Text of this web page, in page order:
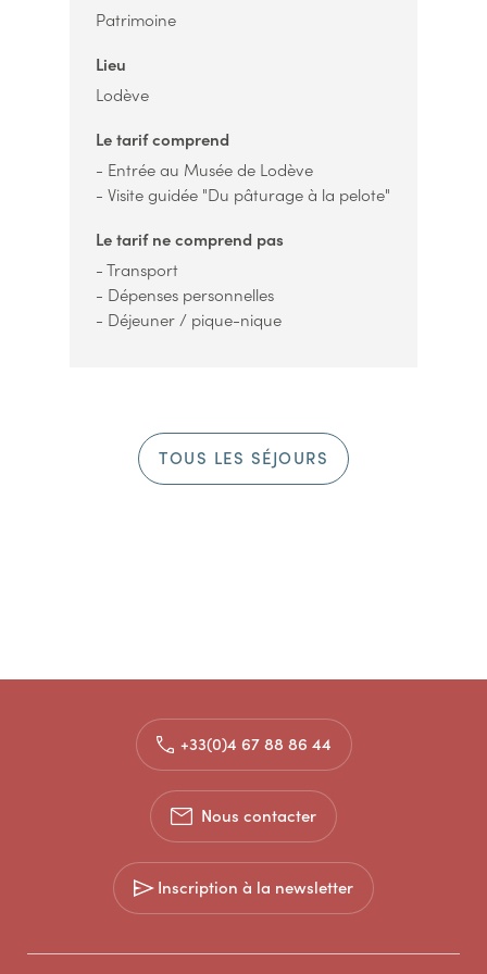
Patrimoine
Lieu
Lodève
Le tarif comprend
- Entrée au Musée de Lodève
- Visite guidée "Du pâturage à la pelote"
Le tarif ne comprend pas
- Transport
- Dépenses personnelles
- Déjeuner / pique-nique
TOUS LES SÉJOURS
+33(0)4 67 88 86 44
Nous contacter
Inscription à la newsletter